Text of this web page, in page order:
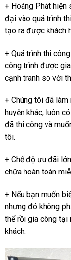
+ Hoàng Phát hiện
đại vào quá trình
tạo ra được khách
+ Quá trình thi
công trình được
cạnh tranh so với
+ Chúng tôi đã
huyện khác, luôn
đã thi công và
tôi.
+ Chế độ ưu đãi
chữa hoàn toàn
+ Nếu bạn muốn
nhưng đó không
thể rồi gia công tại
khách.